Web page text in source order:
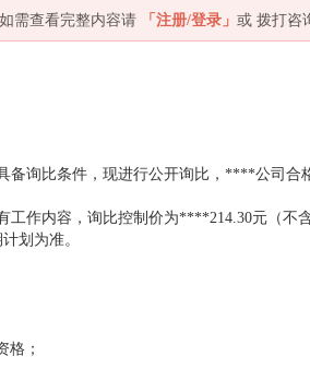
需查看完整内容请 「注册/登录」 或 拨打咨
询比条件，现进行公开询比，****公司合
作内容，询比控制价为****214.30元（不
划为准。
格；